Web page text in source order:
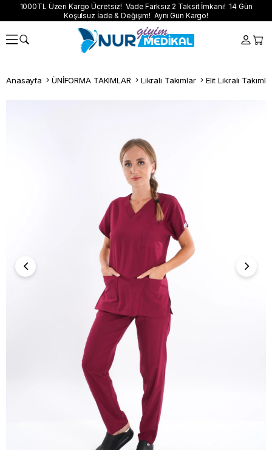
1000TL Üzeri Kargo Ücretsiz! Vade Farksız 2 Taksit İmkanı! 14 Gün
Koşulsuz İade & Değişim! Aynı Gün Kargo!
Anasayfa ÜNİFORMA TAKIMLAR Likralı Takımlar Elit Likralı